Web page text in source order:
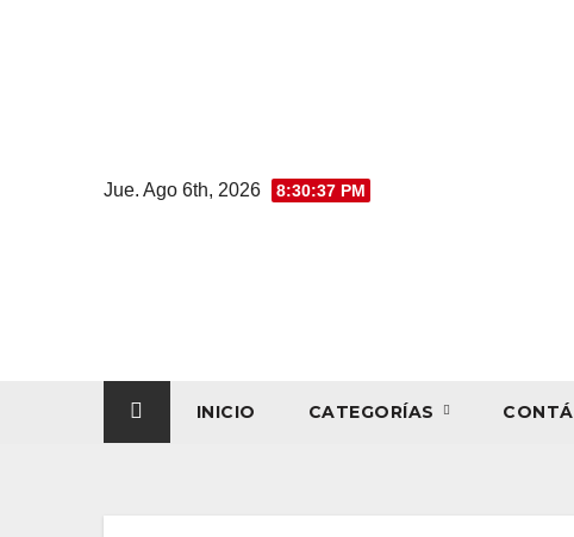
Jue. Ago 6th, 2026 8:30:38 PM
INICIO CATEGORÍAS